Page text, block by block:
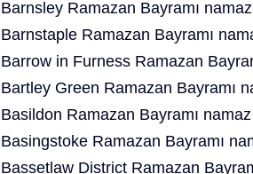
Barnsley Ramazan Bayramı
Barnstaple Ramazan Bayramı
Barrow in Furness Ramazan
Bartley Green Ramazan Bayramı
Basildon Ramazan Bayramı
Basingstoke Ramazan Bayramı
Bassetlaw District Ramazan